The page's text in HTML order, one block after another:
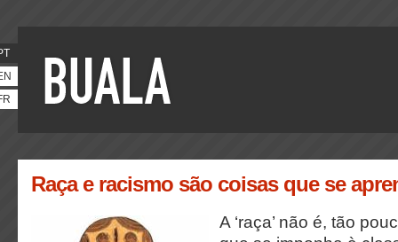
Raça e racismo são coisas que se
A ‘raça’ não é, tão